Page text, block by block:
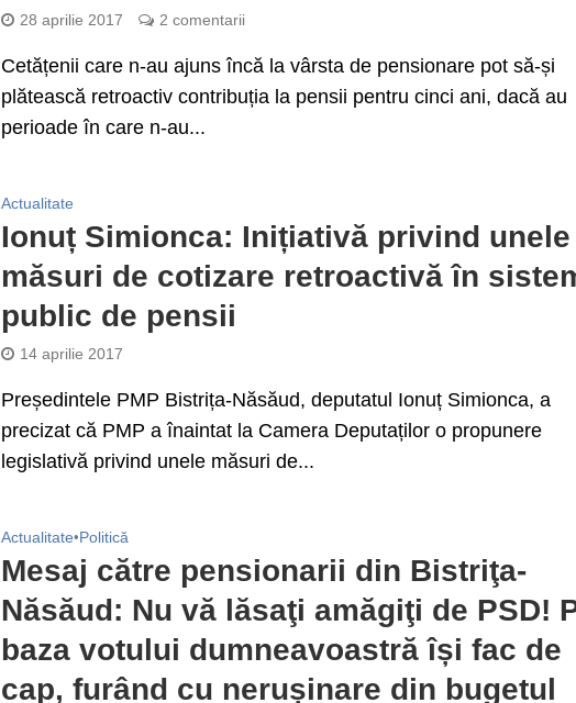
28 aprilie 2017 2 comentarii
Cetățenii care n-au ajuns încă la vârsta de pensionare pot să-și
plătească retroactiv contribuția la pensii pentru cinci ani, dacă au
perioade în care n-au...
Actualitate
Ionuț Simionca: Inițiativă privind unele
măsuri de cotizare retroactivă în
public de pensii
14 aprilie 2017
Președintele PMP Bistrița-Năsăud, deputatul Ionuț Simionca, a
precizat că PMP a înaintat la Camera Deputaților o propunere
legislativă privind unele măsuri de...
Actualitate•Politică
Mesaj către pensionarii din Bistriţa-
Năsăud: Nu vă lăsaţi amăgiţi de PSD!
baza votului dumneavoastră își fac de
cap, furând cu nerușinare din bugetul